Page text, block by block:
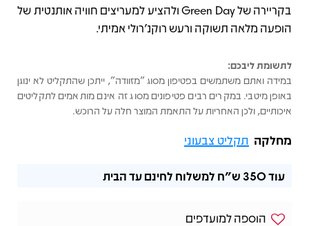
בקריירה של Green Day ולהציע למעריצים חוויה אותנטית של
הופעה מלאה תשוקה ורעש רוקנ’רולי אמיתי.
לתשומת ליבכם:
במידה ואתם משתמשים בפטיפון מסוג "מזוודה", ייתכן שהתקליט לא ינוגן
באופן מיטבי. במקרים רבים פטיפונים מסוג זה אינם מותאמים לתקליטים
איכותיים, ולכן האחריות על התאמת המוצר חלה על הרוכש.
מחלקה תקליט צבעוני
עוד350 ש"ח למשלוח לחינם עד הבית
הוספה למועדפים